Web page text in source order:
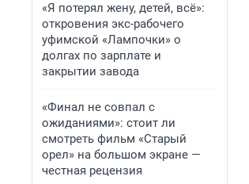
«Я потерял жену, детей, всё»:
откровения экс-рабочего
уфимской «Лампочки» о
долгах по зарплате и
закрытии завода
«Финал не совпал с
ожиданиями»: стоит ли
смотреть фильм «Старый
орел» на большом экране —
честная рецензия